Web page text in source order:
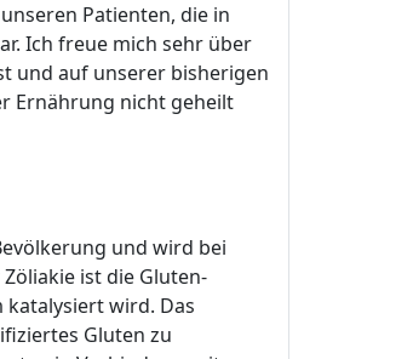
Patienten, die in
Ich freue mich sehr über
und auf unserer bisherigen
Ernährung nicht geheilt
und wird bei
ist die Gluten-
wird. Das
Gluten zu